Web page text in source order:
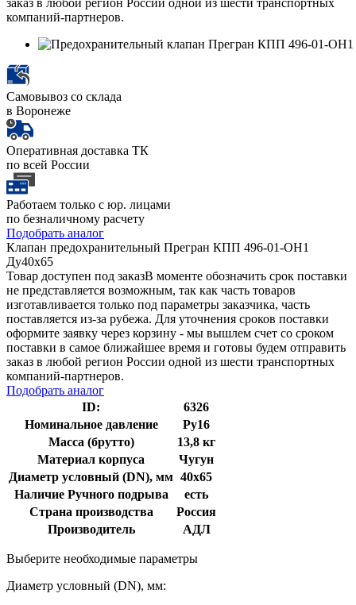
заказ в любой регион России одной из шести транспортных
компаний-партнеров.
Самовывоз со склада
в Воронеже
Оперативная доставка ТК
по всей России
Работаем только с юр. лицами
по безналичному расчету
Подобрать аналог
Клапан предохранительный Прегран КПП 496-01-ОН1
Ду40х65
Товар доступен под заказВ моменте обозначить срок поставки
не представляется возможным, так как часть товаров
изготавливается только под параметры заказчика, часть
поставляется из-за рубежа. Для уточнения сроков поставки
оформите заявку через корзину - мы вышлем счет со сроком
поставки в самое ближайшее время и готовы будем отправить
заказ в любой регион России одной из шести транспортных
компаний-партнеров.
Подобрать аналог
ID:
6326
Номинальное давление
Ру16
Масса (брутто)
13,8 кг
Материал корпуса
Чугун
Диаметр условный (DN), мм 40х65
Наличие Ручного подрыва
есть
Страна производства
Россия
Производитель
АДЛ
Выберите необходимые параметры
Диаметр условный (DN), мм: